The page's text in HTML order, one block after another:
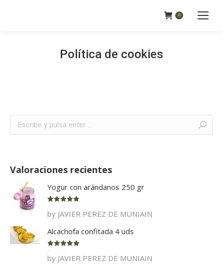
0
Política de cookies
Valoraciones recientes
Yogur con arándanos 250 gr
Rated 5
of 5
by JAVIER PEREZ DE MUNIAIN
Alcachofa confitada 4 uds
Rated 5
of 5
by JAVIER PEREZ DE MUNIAIN